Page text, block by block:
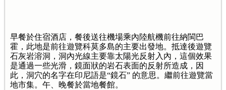
早餐於住宿酒店，餐後送往機場乘內陸航機前往納閩巴
霍，此地是前往遊覽科莫多島的主要出發地。抵達後遊覽
石灰岩溶洞，洞內光線主要靠太陽光反射入內，這個效果
是通過一些光滑，鏡面狀的岩石表面的反射所造成，因
此，洞穴的名字在印尼語是“鏡石” 的意思。繼前往遊覽當
地市集。午、晚餐於當地餐館。